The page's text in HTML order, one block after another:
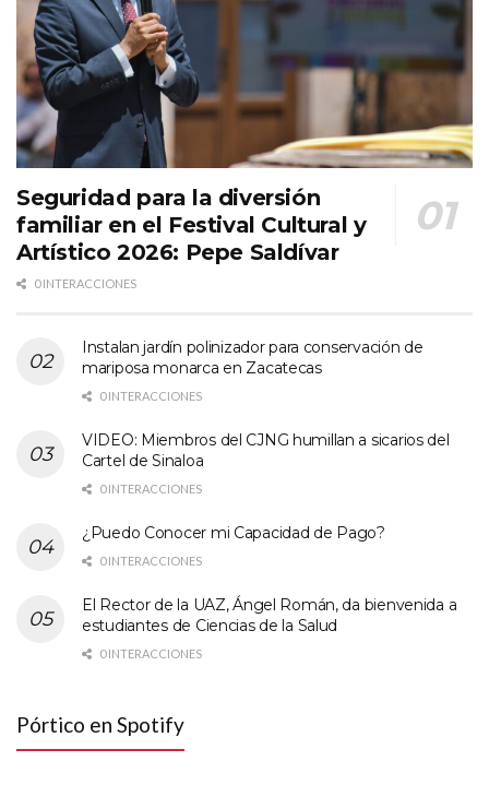
Seguridad para la diversión
familiar en el Festival Cultural y
Artístico 2026: Pepe Saldívar
0 INTERACCIONES
Instalan jardín polinizador para conservación de
mariposa monarca en Zacatecas
0 INTERACCIONES
VIDEO: Miembros del CJNG humillan a sicarios del
Cartel de Sinaloa
0 INTERACCIONES
¿Puedo Conocer mi Capacidad de Pago?
0 INTERACCIONES
El Rector de la UAZ, Ángel Román, da bienvenida a
estudiantes de Ciencias de la Salud
0 INTERACCIONES
Pórtico en Spotify